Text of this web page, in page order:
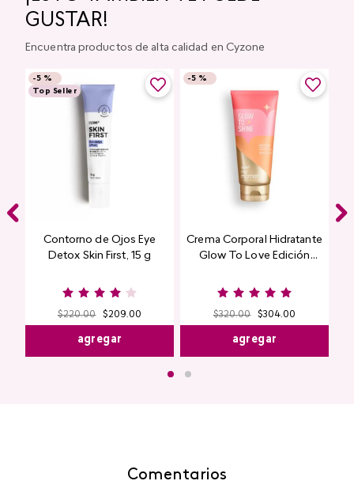
GUSTAR!
Encuentra productos de alta calidad en Cyzone
-5 %
Top Seller
Contorno de Ojos Eye
Detox Skin First, 15 g
$220.00 $209.00
agregar
-5 %
Crema Corporal Hidratante
Glow To Love Edición
$320.00 $304.00
agregar
Comentarios